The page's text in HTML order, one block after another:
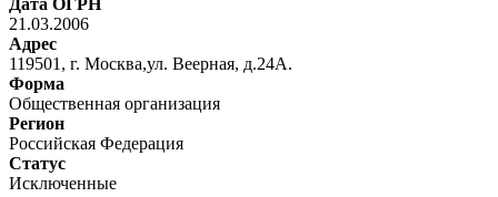
21.03.2006
Адрес
119501, г. Москва,ул. Веерная, д.24А.
Форма
Общественная организация
Регион
Российская Федерация
Статус
Исключенные